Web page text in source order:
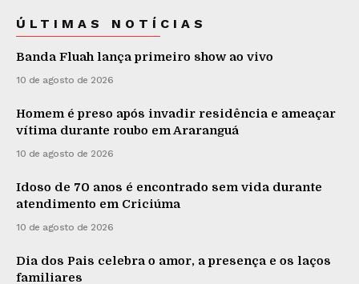
ÚLTIMAS NOTÍCIAS
Banda Fluah lança primeiro show ao vivo
10 de agosto de 2026
Homem é preso após invadir residência e ameaçar
vítima durante roubo em Araranguá
10 de agosto de 2026
Idoso de 70 anos é encontrado sem vida durante
atendimento em Criciúma
10 de agosto de 2026
Dia dos Pais celebra o amor, a presença e os laços
familiares